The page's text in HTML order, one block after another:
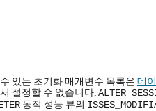
있는 초기화 매개변수 목록은 데
설정할 수 없습니다.ALTER
동적 성능 뷰의